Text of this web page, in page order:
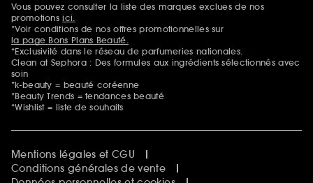
Mentions additionnelles
Vous pouvez consulter la liste des marques exclues de nos
promotionsici.
*Voir conditions de nos offres promotionnelles sur
la page Bons Plans Beauté.
*Exclusivité dans le réseau de parfumeries nationales.
Clean at Sephora : Des formules aux ingrédients sélectionnés avec
soin
*k-beauty = beauté coréenne
*Beauty Trends = tendances beauté
*Wishlist = liste de souhaits
Mentions légales et CGU
Conditions générales de vente